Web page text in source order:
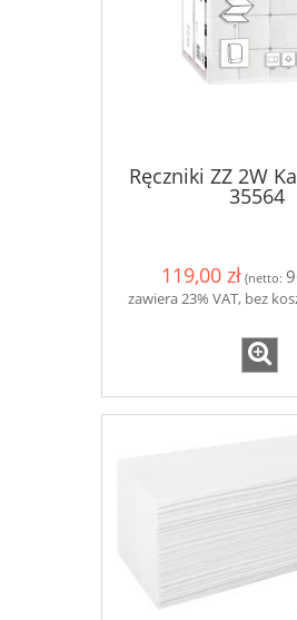
Ręczniki ZZ 2W
35564
119,00 zł (netto:
zawiera 23% VAT, bez